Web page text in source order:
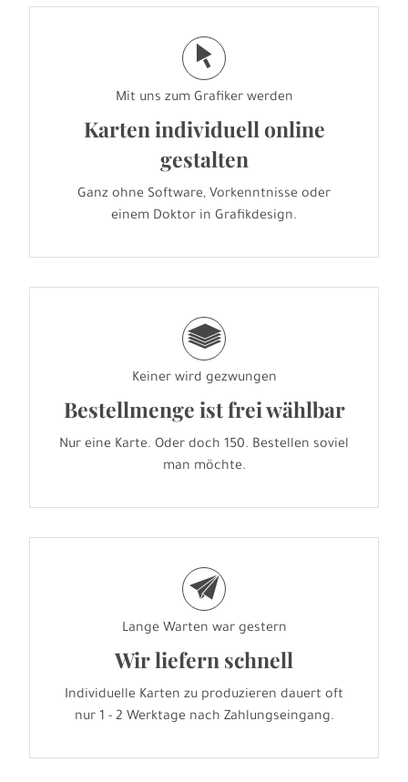
j
Mit uns zum Grafiker werden
Karten individuell online
gestalten
Ganz ohne Software, Vorkenntnisse oder
einem Doktor in Grafikdesign.
g
Keiner wird gezwungen
Bestellmenge ist frei wählbar
Nur eine Karte. Oder doch 150. Bestellen soviel
man möchte.
e
Lange Warten war gestern
Wir liefern schnell
Individuelle Karten zu produzieren dauert oft
nur 1 - 2 Werktage nach Zahlungseingang.